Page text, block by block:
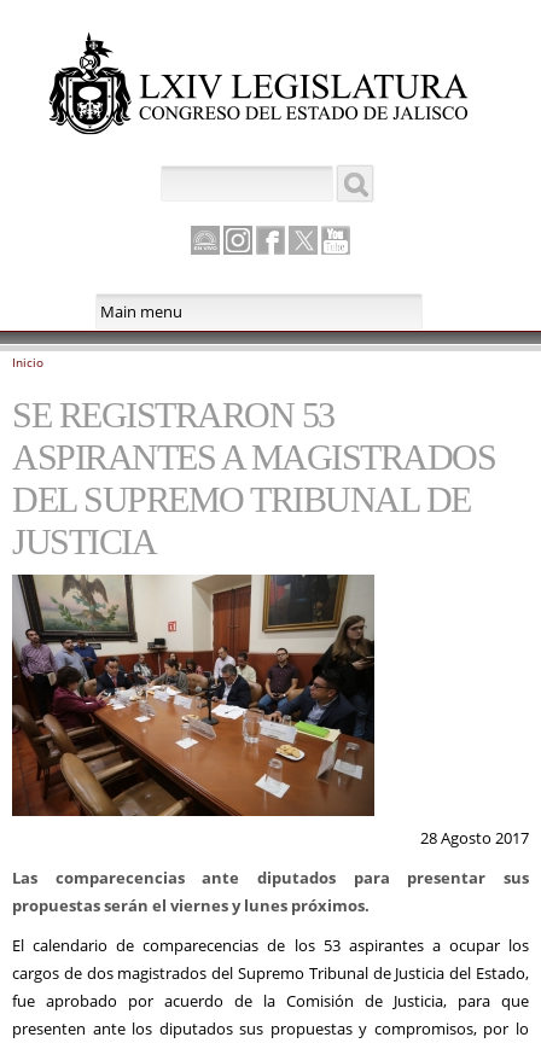
principal
Canal
Instagram
Facebook
Twitter
Inicio
SE REGISTRARON 53
ASPIRANTES A MAGISTRADOS
DEL SUPREMO TRIBUNAL DE
JUSTICIA
28 Agosto 2017
Las comparecencias ante diputados para presentar sus
propuestas serán el viernes y lunes próximos.
El calendario de comparecencias de los 53 aspirantes a ocupar los
cargos de dos magistrados del Supremo Tribunal de Justicia del Estado,
fue aprobado por acuerdo de la Comisión de Justicia, para que
presenten ante los diputados sus propuestas y compromisos, por lo